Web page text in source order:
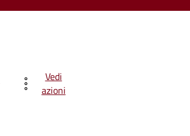
Vedi
azioni